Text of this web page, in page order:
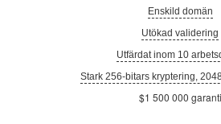
Enskild domän
Utökad validering
Utfärdat inom 10
Stark 256-bitars kryptering,
$1 500 000 garanti